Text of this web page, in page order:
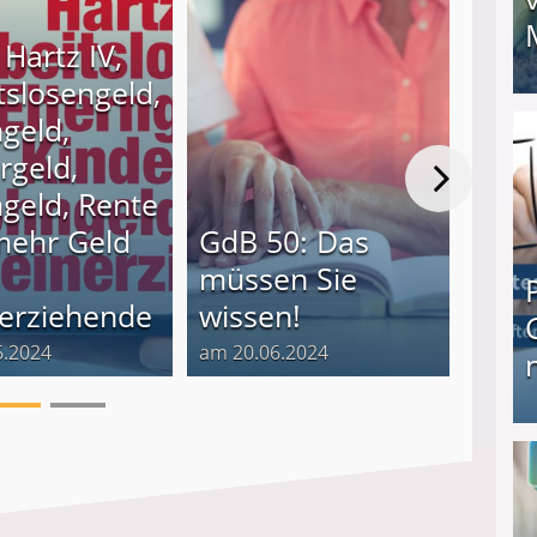
IV,
Rente
Geld
GdB 50: Das
müssen Sie
wissen!
am 20.06.2024 am
I❶I Schnell Geld verdienen: 20 seriöse
Produkttester werden und Geld verdienen ↻